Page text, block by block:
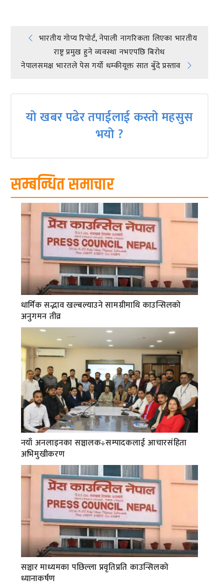
Post
navigation
भारतीय गोप्य रिपोर्ट, नेपाली नागरिकता लिएका भारतीय
राष्ट्र प्रमुख हुने व्यवस्था नभएपछि बिरोध
नेपालसमक्ष भारतले पेस गर्यो धम्कीयूक्त सात बुँदे प्रस्ताव
यो खबर पढेर तपाईलाई कस्तो महसुस
भयो ?
सम्बन्धित समाचार
धार्मिक सद्भाव खल्बल्याउने सामग्रीमाथि काउन्सिलको
अनुगमन तीव्र
नयाँ अनलाइनका सञ्चालक÷सम्पादकलाई आचारसंहिता
अभिमुखीकरण
सञ्चार माध्यमका पछिल्ला प्रवृतिप्रति काउन्सिलको
ध्यानाकर्षण